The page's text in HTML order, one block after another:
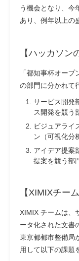
う機会となり、今
あり、例年以上の
【ハッカソン
「都知事杯オー
の部門に分かれて
サービス開発
ス開発を競う
ビジュアライ
ン（可視化分
アイデア提案
提案を競う部
【XIMIXチー
XIMIX チームは、
ータ化された文書
東京都都市整備局
用して以下の課題